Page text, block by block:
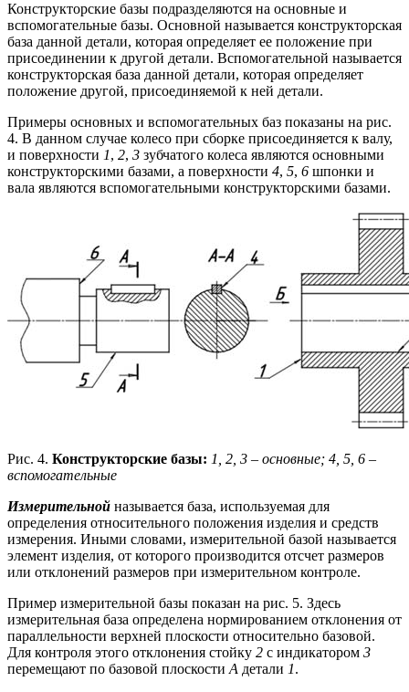
Конструкторские базы подразделяются на основные и
вспомогательные базы. Основной называется конструкторская
база данной детали, которая определяет ее положение при
присоединении к другой детали. Вспомогательной называется
конструкторская база данной детали, которая определяет
положение другой, присоединяемой к ней детали.
Примеры основных и вспомогательных баз показаны на рис.
4. В данном случае колесо при сборке присоединяется к валу,
и поверхности 1, 2, 3 зубчатого колеса являются основными
конструкторскими базами, а поверхности 4, 5, 6 шпонки и
вала являются вспомогательными конструкторскими базами.
Рис. 4. Конструкторские базы: 1, 2, 3 – основные; 4, 5, 6 –
вспомогательные
Измерительной называется база, используемая для
определения относительного положения изделия и средств
измерения. Иными словами, измерительной базой называется
элемент изделия, от которого производится отсчет размеров
или отклонений размеров при измерительном контроле.
Пример измерительной базы показан на рис. 5. Здесь
измерительная база определена нормированием отклонения от
параллельности верхней плоскости относительно базовой.
Для контроля этого отклонения стойку 2 с индикатором 3
перемещают по базовой плоскости А детали 1.